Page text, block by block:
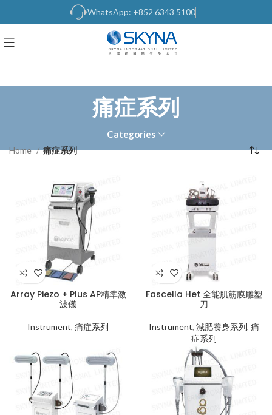
WhatsApp: +852 6343 5100
痛症系列
Categories
Home 痛症系列
Array Piezo + Plus AP精準激
波儀
Instrument, 痛症系列
Fascella Het 全能肌筋膜雕塑
刀
Instrument, 減肥養身系列, 痛
症系列